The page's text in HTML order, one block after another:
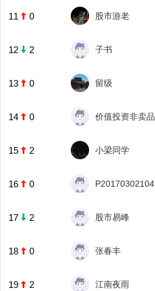
11 0 股市游老
12 2 子书
13 0 留级
14 0 价值投资非卖品
15 2 小梁同学
16 0 P20170302104
17 2 股市易峰
18 0 张春丰
19 2 江南夜雨